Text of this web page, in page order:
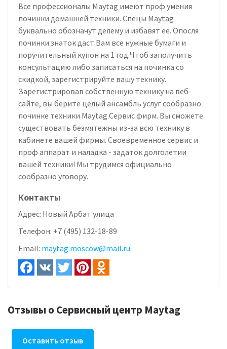
Все профессионалы Maytag имеют проф умения
починки домашней техники. Спецы Maytag
буквально обозначут делему и избавят ее. Опосля
починки знаток даст Вам все нужные бумаги и
поручительный купон на 1 год.Чтоб заполучить
консультацию либо записаться на починка со
скидкой, зарегистрируйте вашу технику.
Зарегистрировав собственную технику на веб-
сайте, вы берите целый ансамбль услуг сообразно
починке техники Maytag.Сервис фирм. Вы сможете
существовать безмятежны из-за всю технику в
кабинете вашей фирмы. Своевременное сервис и
проф аппарат и наладка - задаток долголетии
вашей техники! Мы трудимся официально
сообразно уговору.
Контакты
Адрес: Новый Арбат улица
Телефон: +7 (495) 132-18-89
Email: maytag.moscow@mail.ru
Отзывы о Сервисный центр Maytag
Оставить отзыв